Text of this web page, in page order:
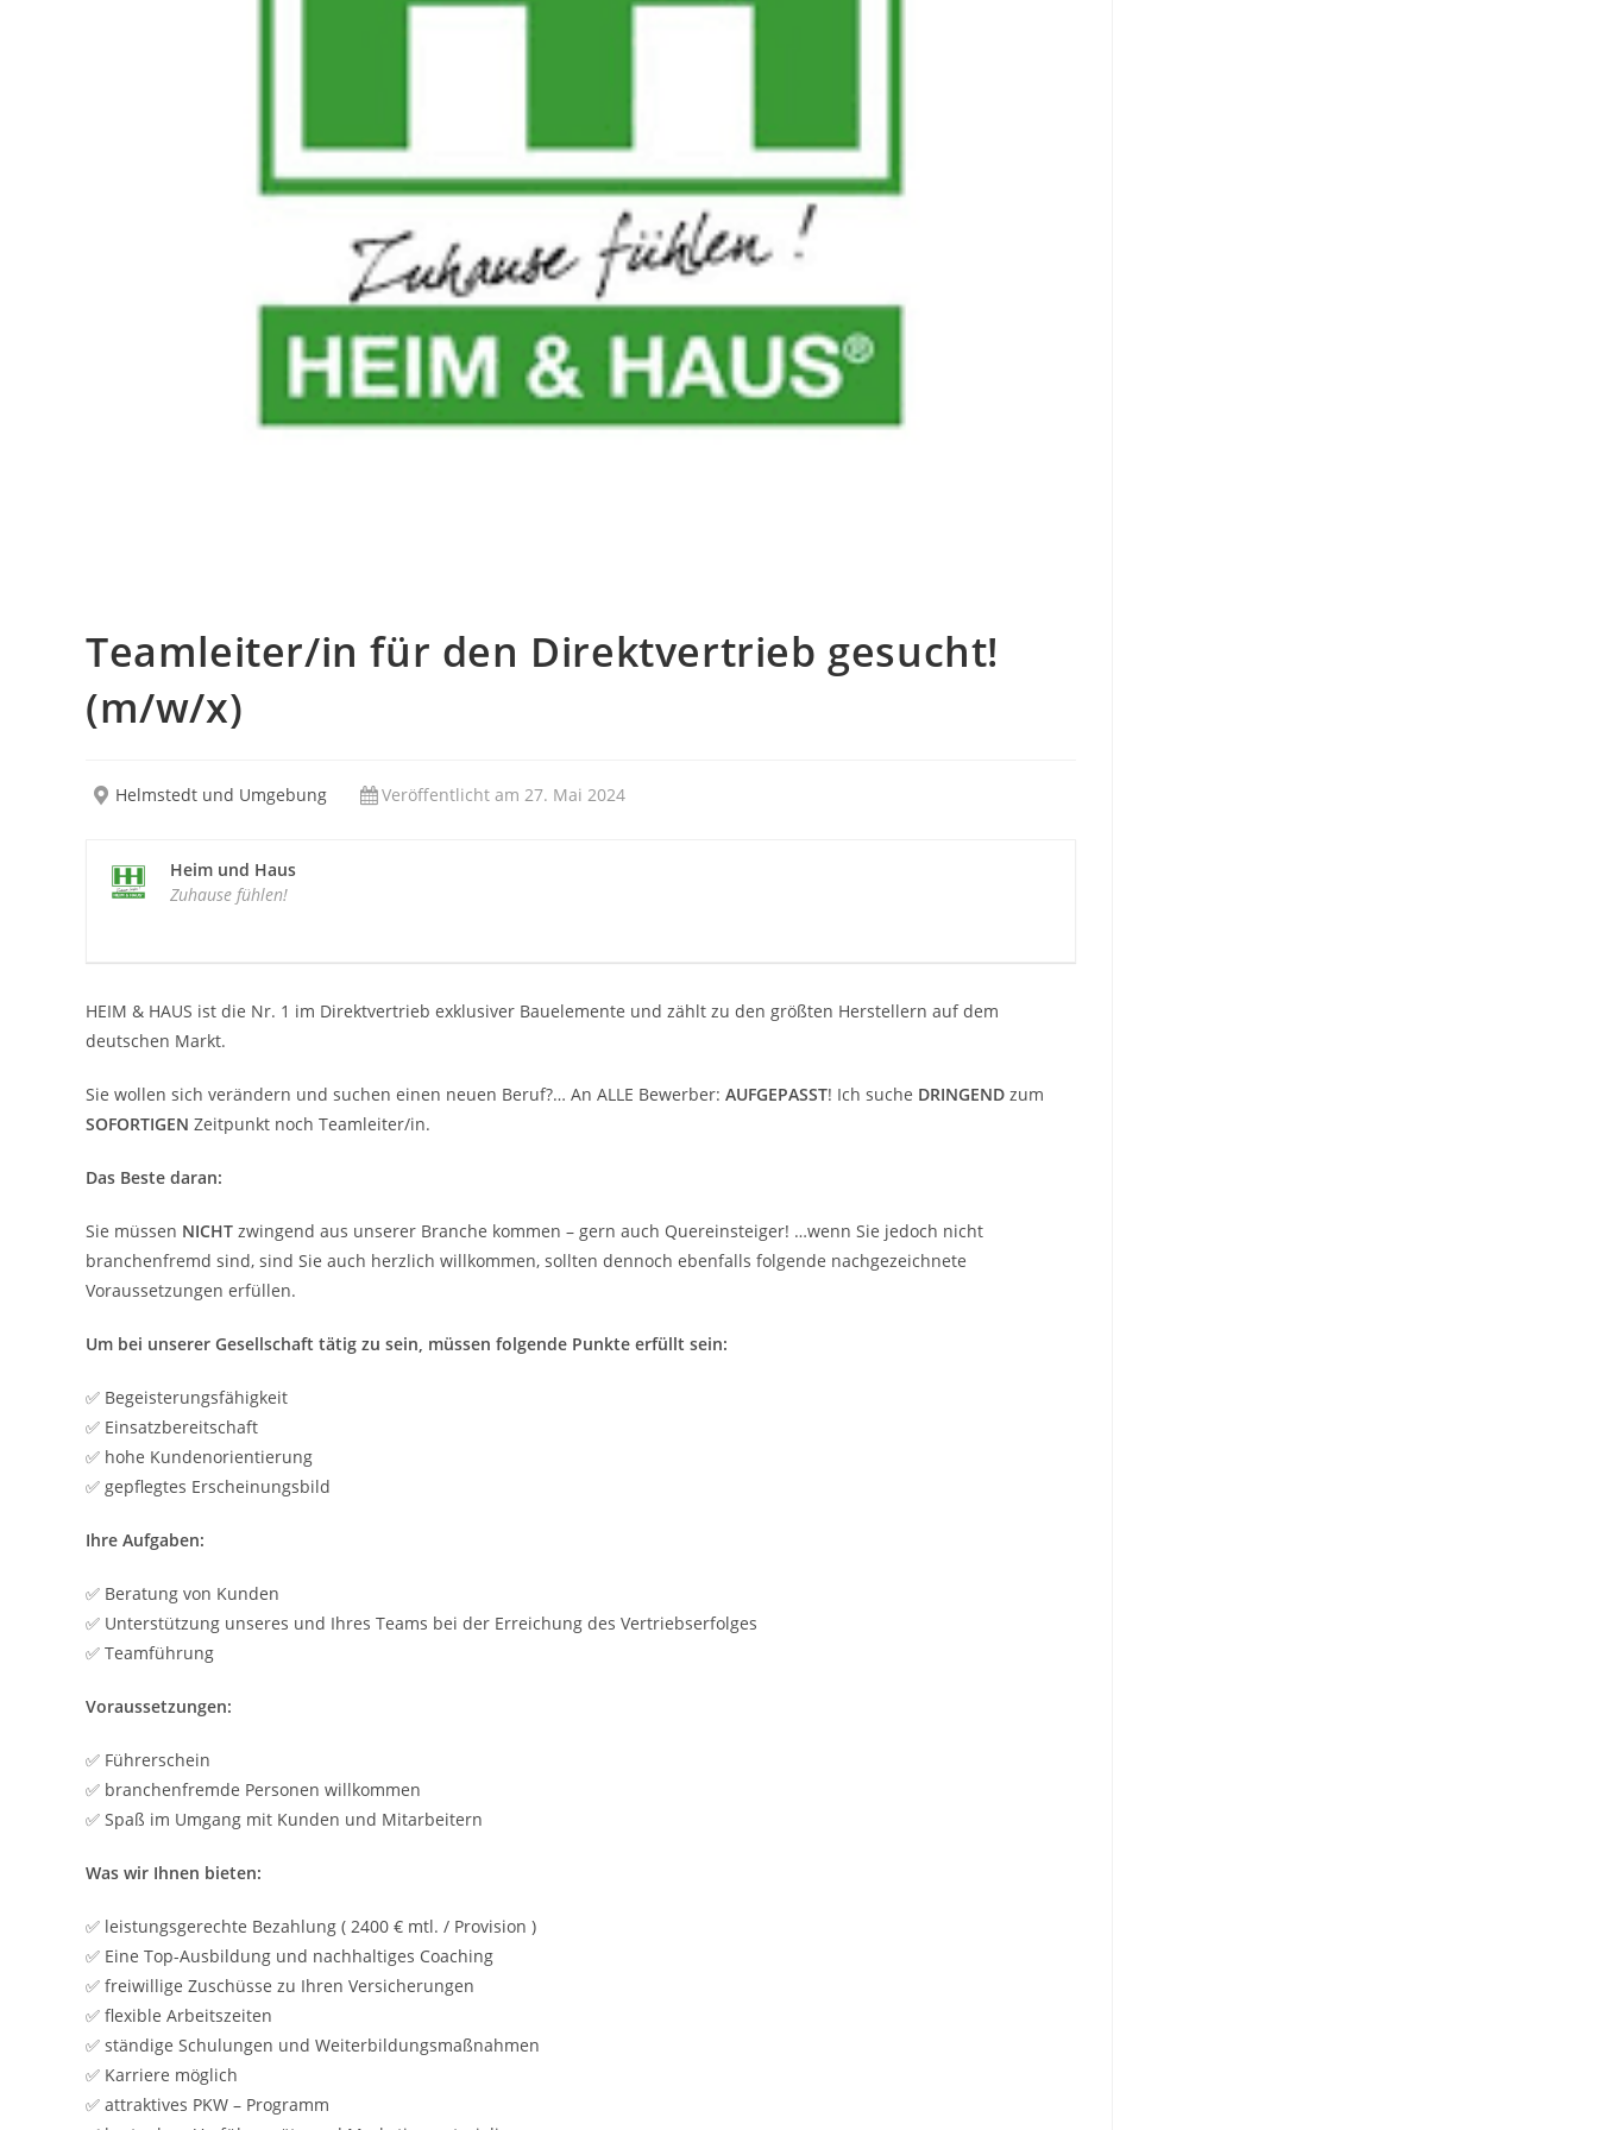
Teamleiter/in für den Direktvertrieb gesucht!
(m/w/x)
Helmstedt und Umgebung Veröffentlicht am 27. Mai 2024
Heim und Haus
Zuhause fühlen!
HEIM & HAUS ist die Nr. 1 im Direktvertrieb exklusiver Bauelemente und zählt zu den größten Herstellern auf dem
deutschen Markt.
Sie wollen sich verändern und suchen einen neuen Beruf?… An ALLE Bewerber: AUFGEPASST! Ich suche DRINGEND zum
SOFORTIGEN Zeitpunkt noch Teamleiter/in.
Das Beste daran:
Sie müssen NICHT zwingend aus unserer Branche kommen – gern auch Quereinsteiger! …wenn Sie jedoch nicht
branchenfremd sind, sind Sie auch herzlich willkommen, sollten dennoch ebenfalls folgende nachgezeichnete
Voraussetzungen erfüllen.
Um bei unserer Gesellschaft tätig zu sein, müssen folgende Punkte erfüllt sein:
✅ Begeisterungsfähigkeit
✅ Einsatzbereitschaft
✅ hohe Kundenorientierung
✅ gepflegtes Erscheinungsbild
Ihre Aufgaben:
✅ Beratung von Kunden
✅ Unterstützung unseres und Ihres Teams bei der Erreichung des Vertriebserfolges
✅ Teamführung
Voraussetzungen:
✅ Führerschein
✅ branchenfremde Personen willkommen
✅ Spaß im Umgang mit Kunden und Mitarbeitern
Was wir Ihnen bieten:
✅ leistungsgerechte Bezahlung ( 2400 € mtl. / Provision )
✅ Eine Top-Ausbildung und nachhaltiges Coaching
✅ freiwillige Zuschüsse zu Ihren Versicherungen
✅ flexible Arbeitszeiten
✅ ständige Schulungen und Weiterbildungsmaßnahmen
✅ Karriere möglich
✅ attraktives PKW – Programm